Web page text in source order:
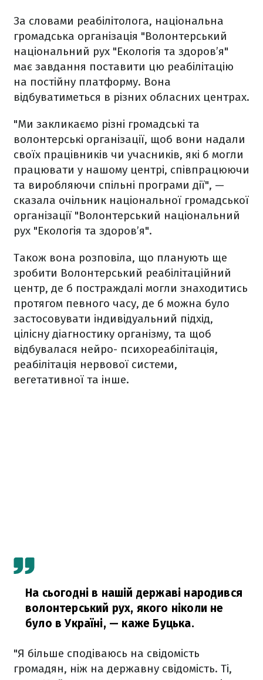
За словами реабілітолога, національна
громадська організація "Волонтерський
національний рух "Екологія та здоров’я"
має завдання поставити цю реабілітацію
на постійну платформу. Вона
відбуватиметься в різних обласних центрах.
"Ми закликаємо різні громадські та
волонтерські організації, щоб вони надали
своїх працівників чи учасників, які б могли
працювати у нашому центрі, співпрацюючи
та виробляючи спільні програми дії", —
сказала очільник національної громадської
організації "Волонтерський національний
рух "Екологія та здоров’я".
Також вона розповіла, що планують ще
зробити Волонтерський реабілітаційний
центр, де б постраждалі могли знаходитись
протягом певного часу, де б можна було
застосовувати індивідуальний підхід,
цілісну діагностику організму, та щоб
відбувалася нейро- психореабілітація,
реабілітація нервової системи,
вегетативної та інше.
На сьогодні в нашій державі народився
волонтерський рух, якого ніколи не
було в Україні, — каже Буцька.
"Я більше сподіваюсь на свідомість
громадян, ніж на державну свідомість. Ті,